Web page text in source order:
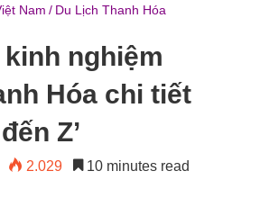
Nam / Du Lịch Thanh Hóa
nghiệm
Hóa chi tiết
Z’
2.029 10 minutes read